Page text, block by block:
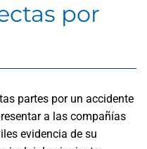
por
partes por un accidente
a las compañías
evidencia de su